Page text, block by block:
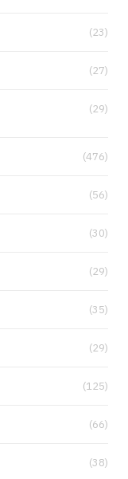
(23)
(27)
(29)
(476)
(56)
(30)
(29)
(35)
(29)
(125)
(66)
(38)